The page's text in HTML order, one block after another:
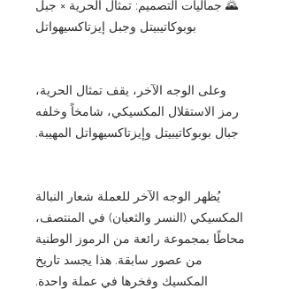
🌄 جماليات التصميم: تمثال الحرية × جبل
بوبوكاتيبيتل وجبل إيزتاكسيهواتل
وعلى الوجه الآخر، يقف تمثال الحرية،
رمز الاستقلال المكسيكي، شامخاً وخلفه
جبال بوبوكاتيبيتل وإيزتاكسيهواتل المهيبة.
يُظهر الوجه الآخر للعملة شعار النبالة
المكسيكي (النسر والثعبان) في المنتصف،
محاطًا بمجموعة رائعة من الرموز الوطنية
من عصور سابقة. هذا يجسد تاريخ
المكسيك وفخرها في عملة واحدة.